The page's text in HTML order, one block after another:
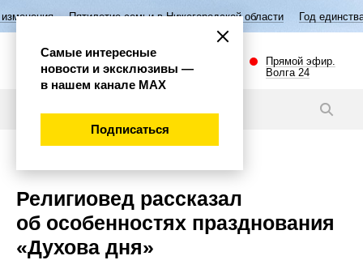
семьи в Нижегородской области Год единства народов России
Прямой эфир.
Волга 24
Религиовед рассказал
об особенностях празднования
«Духова дня»
Самые интересные
новости и эксклюзивы —
в нашем канале МАХ
Подписаться